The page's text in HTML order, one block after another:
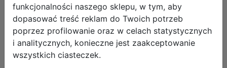
Paso Zestaw Szkolny 6el Gamer
Plecak PP26GM-260 + Piórnik
PP26GM-013 + Worek PP26GM-712 +
Torba PP26GM-074
funkcjonalności naszego sklepu, w tym, aby
dopasować treść reklam do Twoich potrzeb
poprzez profilowanie oraz w celach statystycznych
i analitycznych, konieczne jest zaakceptowanie
wszystkich ciasteczek.